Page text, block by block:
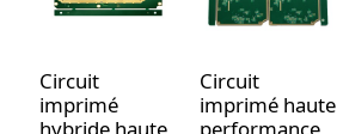
Circuit
imprimé
hybride haute
Circuit
imprimé haute
performance